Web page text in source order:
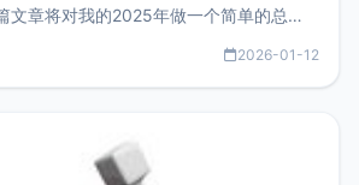
文章将对我的2025年做一个简单的总
过得很充实，2026年不求突破，但求保
2026-01-12